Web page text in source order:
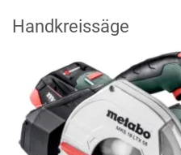
Handkreissäge